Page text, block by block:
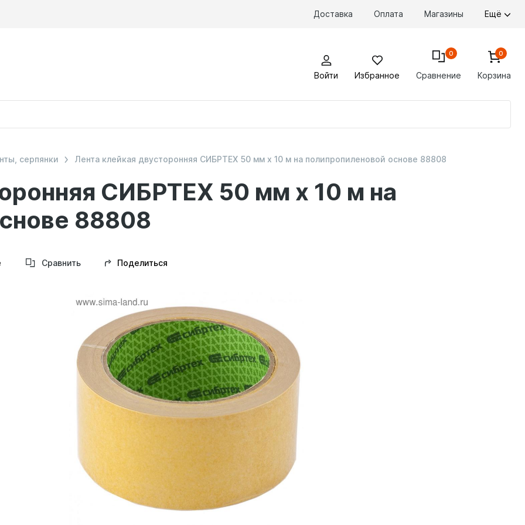
Доставка Оплата Магазины Ещё
Войти Избранное Сравнение
0
Корзина
0
СИБРТЕХ 50 мм x 10 м на
88808
серпянки Лента клейкая двусторонняя СИБРТЕХ 50 мм x 10 м на полипропиленовой основе 88808
Сравнить Поделиться